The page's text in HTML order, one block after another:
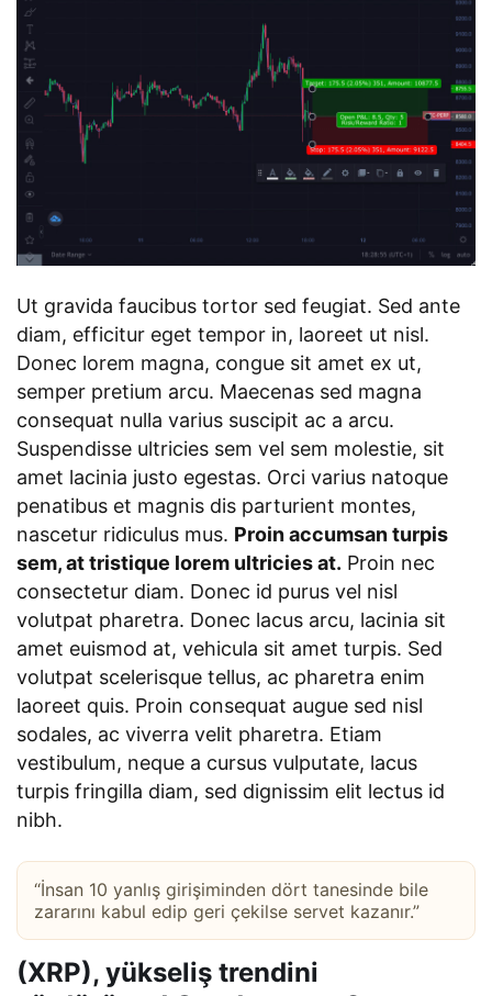
Ut gravida faucibus tortor sed feugiat. Sed ante
diam, efficitur eget tempor in, laoreet ut nisl.
Donec lorem magna, congue sit amet ex ut,
semper pretium arcu. Maecenas sed magna
consequat nulla varius suscipit ac a arcu.
Suspendisse ultricies sem vel sem molestie, sit
amet lacinia justo egestas. Orci varius natoque
penatibus et magnis dis parturient montes,
nascetur ridiculus mus. Proin accumsan turpis
sem, at tristique lorem ultricies at. Proin nec
consectetur diam. Donec id purus vel nisl
volutpat pharetra. Donec lacus arcu, lacinia sit
amet euismod at, vehicula sit amet turpis. Sed
volutpat scelerisque tellus, ac pharetra enim
laoreet quis. Proin consequat augue sed nisl
sodales, ac viverra velit pharetra. Etiam
vestibulum, neque a cursus vulputate, lacus
turpis fringilla diam, sed dignissim elit lectus id
nibh.
“İnsan 10 yanlış girişiminden dört tanesinde bile
zararını kabul edip geri çekilse servet kazanır.”
(XRP), yükseliş trendini